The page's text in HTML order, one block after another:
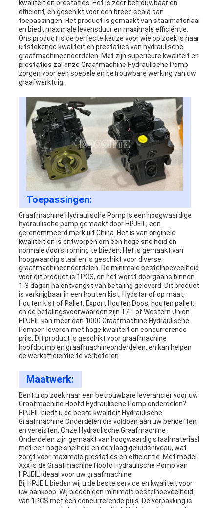
kwaliteit en prestaties. Het is zeer betrouwbaar en
efficiënt, en geschikt voor een breed scala aan
toepassingen. Het product is gemaakt van staalmateriaal
en biedt maximale levensduur en maximale efficiëntie.
Ons product is de perfecte keuze voor wie op zoek is naar
uitstekende kwaliteit en prestaties van hydraulische
graafmachineonderdelen. Met zijn superieure kwaliteit en
prestaties zal onze Graafmachine Hydraulische Pomp
zorgen voor een soepele en betrouwbare werking van uw
graafwerktuig.
Toepassingen:
Graafmachine Hydraulische Pomp is een hoogwaardige
hydraulische pomp gemaakt door HPJEIL, een
gerenommeerd merk uit China. Het is van originele
kwaliteit en is ontworpen om een hoge snelheid en
normale doorstroming te bieden. Het is gemaakt van
hoogwaardig staal en is geschikt voor diverse
graafmachineonderdelen. De minimale bestelhoeveelheid
voor dit product is 1PCS, en het wordt doorgaans binnen
1-3 dagen na ontvangst van betaling geleverd. Dit product
is verkrijgbaar in een houten kist, Hydstar of op maat,
Houten kist of Pallet, Export Houten Doos, houten pallet,
en de betalingsvoorwaarden zijn T/T of Western Union.
HPJEIL kan meer dan 1000 Graafmachine Hydraulische
Pompen leveren met hoge kwaliteit en concurrerende
prijs. Dit product is geschikt voor graafmachine
hoofdpomp en graafmachineonderdelen, en kan helpen
de werkefficiëntie te verbeteren.
Maatwerk:
Bent u op zoek naar een betrouwbare leverancier voor uw
Graafmachine Hoofd Hydraulische Pomp onderdelen?
HPJEIL biedt u de beste kwaliteit Hydraulische
Graafmachine Onderdelen die voldoen aan uw behoeften
en vereisten. Onze Hydraulische Graafmachine
Onderdelen zijn gemaakt van hoogwaardig staalmateriaal
met een hoge snelheid en een laag geluidsniveau, wat
zorgt voor maximale prestaties en efficiëntie. Met model
Xxx is de Graafmachine Hoofd Hydraulische Pomp van
HPJEIL ideaal voor uw graafmachine.
Bij HPJEIL bieden wij u de beste service en kwaliteit voor
uw aankoop. Wij bieden een minimale bestelhoeveelheid
van 1PCS met een concurrerende prijs. De verpakking is